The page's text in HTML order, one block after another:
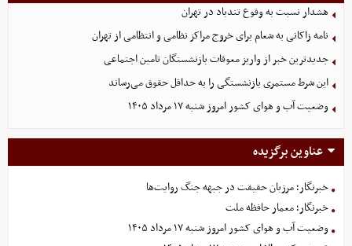
هشدار نسبت به وقوع تندباد در تهران
نامه زاکانی به شعام برای خروج مراکز نظامی و انتظامی از تهران
جدیدترین خبر از واریز معوقات بازنشستگان تامین اجتماعی
این شرط مستمری بازنشستگی را به حداقل حقوق می‌رساند
وضعیت آب و هوای کشور امروز شنبه ۱۷ مرداد ۱۴۰۵
عناوین برگزیده
خبرنگار؛ مرزبان حقیقت در جبهه جنگ روایت‌ها
خبرنگار؛ معمار حافظه ملت
وضعیت آب و هوای کشور امروز شنبه ۱۷ مرداد ۱۴۰۵